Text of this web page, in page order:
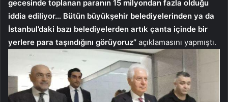
gecesinde toplanan paranın 15 milyondan fazla olduğu
iddia ediliyor… Bütün büyükşehir belediyelerinden ya da
İstanbul’daki bazı belediyelerden artık çanta içinde bir
yerlere para taşındığını görüyoruz” açıklamasını yapmıştı.